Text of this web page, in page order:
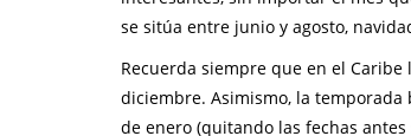
se sitúa entre junio y agosto,
Recuerda siempre que en el
diciembre. Asimismo, la
de enero (quitando las fechas